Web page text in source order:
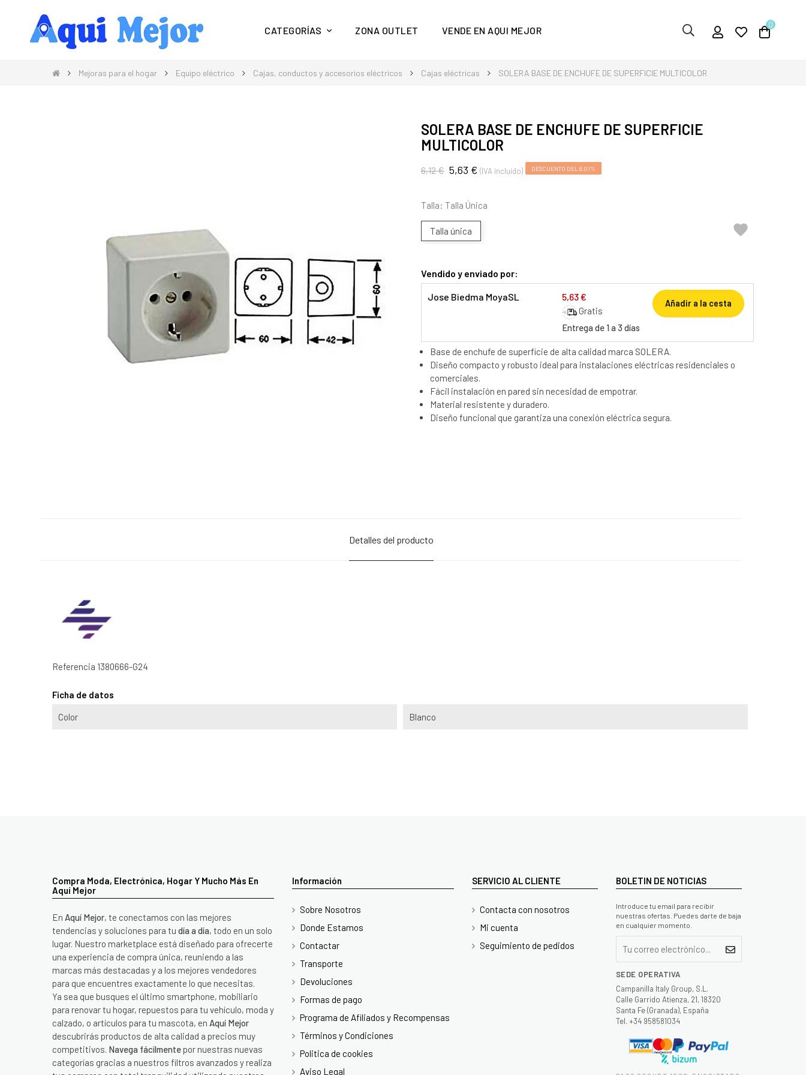
Compra Moda, Electrónica, Hogar y mucho más en Aquí Mejor
CATEGORÍAS ZONA OUTLET VENDE EN AQUI MEJOR 0
Mejoras para el hogar Equipo eléctrico Cajas, conductos y accesorios eléctricos Cajas eléctricas SOLERA BASE DE ENCHUFE DE SUPERFICIE MULTICOLOR
SOLERA BASE DE ENCHUFE DE SUPERFICIE
MULTICOLOR
6,12 € 5,63 € (IVA incluido) DESCUENTO DEL 8,01%
Talla: Talla Única
Talla única 
Vendido y enviado por:
Jose Biedma MoyaSL 5,63 €
Gratis
Entrega de 1 a 3 días
Añadir a la cesta
Base de enchufe de superficie de alta calidad marca SOLERA.
Diseño compacto y robusto ideal para instalaciones eléctricas residenciales o
comerciales.
Fácil instalación en pared sin necesidad de empotrar.
Material resistente y duradero.
Diseño funcional que garantiza una conexión eléctrica segura.
Detalles del producto
Referencia 1380666-G24
Ficha de datos
Color Blanco
Compra Moda, Electrónica, Hogar Y Mucho Más En
Aquí Mejor
En Aquí Mejor, te conectamos con las mejores
tendencias y soluciones para tu día a día, todo en un solo
lugar. Nuestro marketplace está diseñado para ofrecerte
una experiencia de compra única, reuniendo a las
marcas más destacadas y a los mejores vendedores
para que encuentres exactamente lo que necesitas.
Ya sea que busques el último smartphone, mobiliario
para renovar tu hogar, repuestos para tu vehículo, moda y
calzado, o artículos para tu mascota, en Aquí Mejor
descubrirás productos de alta calidad a precios muy
competitivos. Navega fácilmente por nuestras nuevas
categorías gracias a nuestros filtros avanzados y realiza
Información
Sobre Nosotros
Donde Estamos
Contactar
Transporte
Devoluciones
Formas de pago
Programa de Afiliados y Recompensas
Términos y Condiciones
Politica de cookies
Aviso Legal
SERVICIO AL CLIENTE
Contacta con nosotros
Mi cuenta
Seguimiento de pedidos
BOLETIN DE NOTICIAS
Introduce tu email para recibir
nuestras ofertas. Puedes darte de baja
en cualquier momento.
SEDE OPERATIVA
Campanilla Italy Group, S.L.
Calle Garrido Atienza, 21, 18320
Santa Fe (Granada), España
Tel. +34 958581034